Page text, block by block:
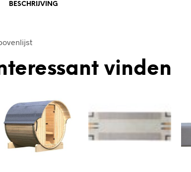
BESCHRIJVING
vinden